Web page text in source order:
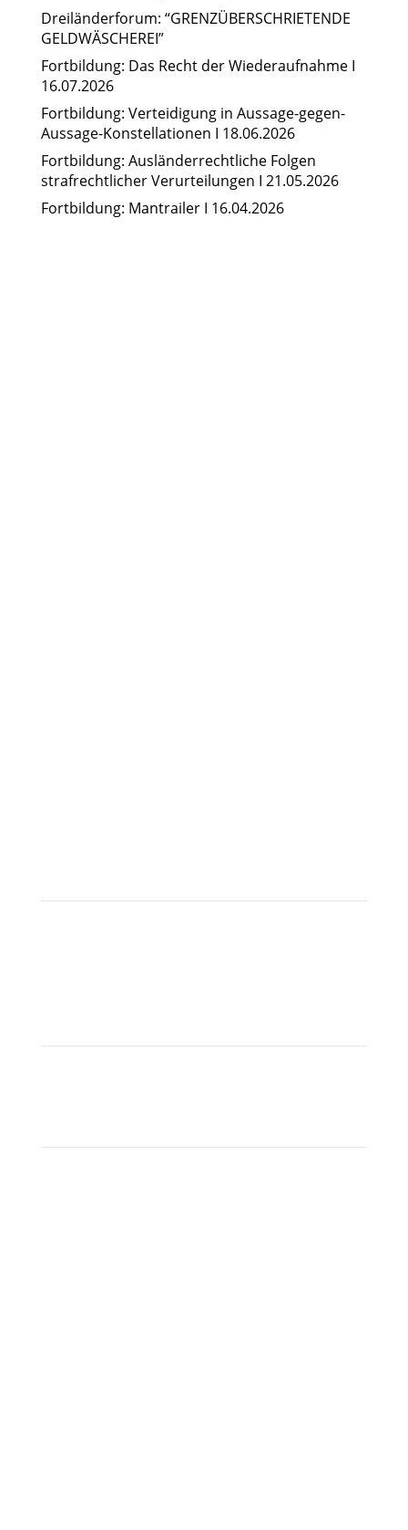
Dreiländerforum: “GRENZÜBERSCHRIETENDE
GELDWÄSCHEREI”
Fortbildung: Das Recht der Wiederaufnahme I
16.07.2026
Fortbildung: Verteidigung in Aussage-gegen-
Aussage-Konstellationen I 18.06.2026
Fortbildung: Ausländerrechtliche Folgen
strafrechtlicher Verurteilungen I 21.05.2026
Fortbildung: Mantrailer I 16.04.2026